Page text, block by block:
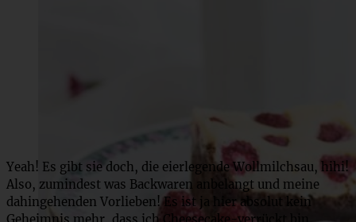
Yeah! Es gibt sie doch, die eierlegende Wollmilchsau, hihi!
Also, zumindest was Backwaren anbelangt und meine
dahingehenden Vorlieben! Es ist ja hier absolut kein